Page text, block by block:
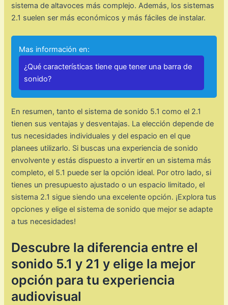
sistema de altavoces más complejo. Además, los sistemas
2.1 suelen ser más económicos y más fáciles de instalar.
Mas información en:
¿Qué características tiene que tener una barra de
sonido?
En resumen, tanto el sistema de sonido 5.1 como el 2.1
tienen sus ventajas y desventajas. La elección depende de
tus necesidades individuales y del espacio en el que
planees utilizarlo. Si buscas una experiencia de sonido
envolvente y estás dispuesto a invertir en un sistema más
completo, el 5.1 puede ser la opción ideal. Por otro lado, si
tienes un presupuesto ajustado o un espacio limitado, el
sistema 2.1 sigue siendo una excelente opción. ¡Explora tus
opciones y elige el sistema de sonido que mejor se adapte
a tus necesidades!
Descubre la diferencia entre el
sonido 5.1 y 21 y elige la mejor
opción para tu experiencia
audiovisual